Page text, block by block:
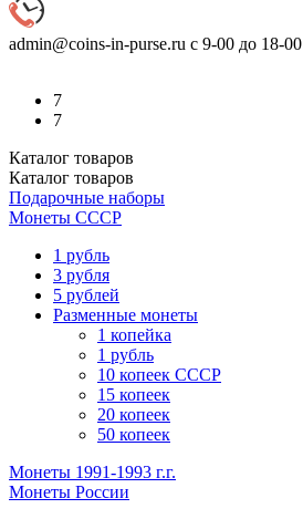
admin@coins-in-purse.ru с 9-00 до 18-00
7
7
Каталог товаров
Каталог товаров
Подарочные наборы
Монеты СССР
1 рубль
3 рубля
5 рублей
Разменные монеты
1 копейка
1 рубль
10 копеек СССР
15 копеек
20 копеек
50 копеек
Монеты 1991-1993 г.г.
Монеты России